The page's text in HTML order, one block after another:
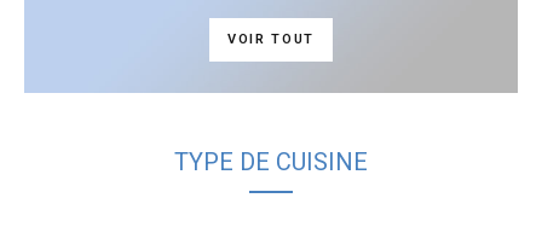
VOIR TOUT
TYPE DE CUISINE